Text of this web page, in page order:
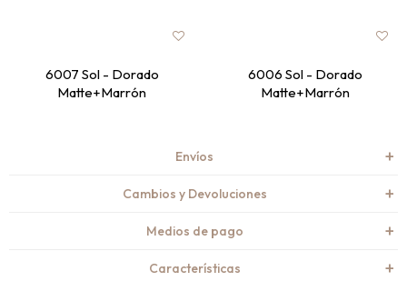
6007 Sol - Dorado
Matte+Marrón
6006 Sol - Dorado
Matte+Marrón
Envíos
Cambios y Devoluciones
Medios de pago
Características